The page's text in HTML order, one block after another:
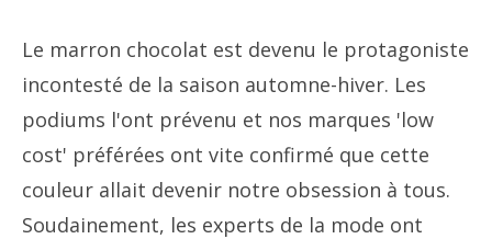
Le marron chocolat est devenu le protagoniste
incontesté de la saison automne-hiver. Les
podiums l'ont prévenu et nos marques 'low
cost' préférées ont vite confirmé que cette
couleur allait devenir notre obsession à tous.
Soudainement, les experts de la mode ont